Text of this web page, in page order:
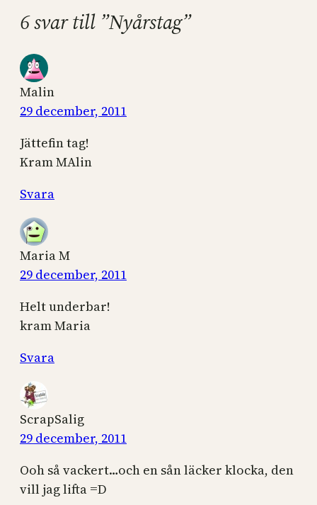
6 svar till ”Nyårstag”
Malin
29 december, 2011
Jättefin tag!
Kram MAlin
Svara
Maria M
29 december, 2011
Helt underbar!
kram Maria
Svara
ScrapSalig
29 december, 2011
Ooh så vackert…och en sån läcker klocka, den
vill jag lifta =D